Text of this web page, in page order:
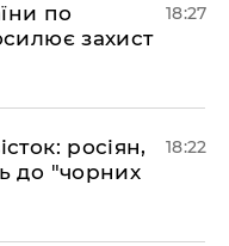
по
захист
18:27
росіян,
до "чорних
18:22